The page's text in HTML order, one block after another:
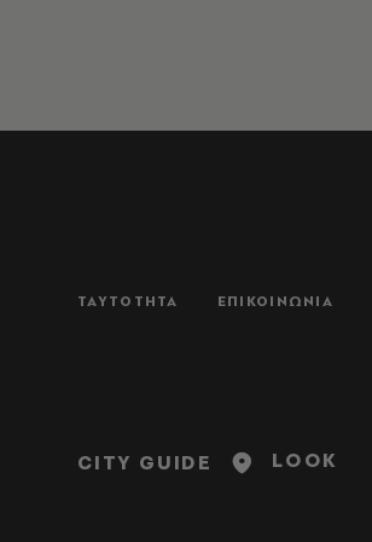
ΤΑΥΤΟΤΗΤΑ ΕΠΙΚΟΙΝΩΝΙΑ
CITY GUIDE LOOK